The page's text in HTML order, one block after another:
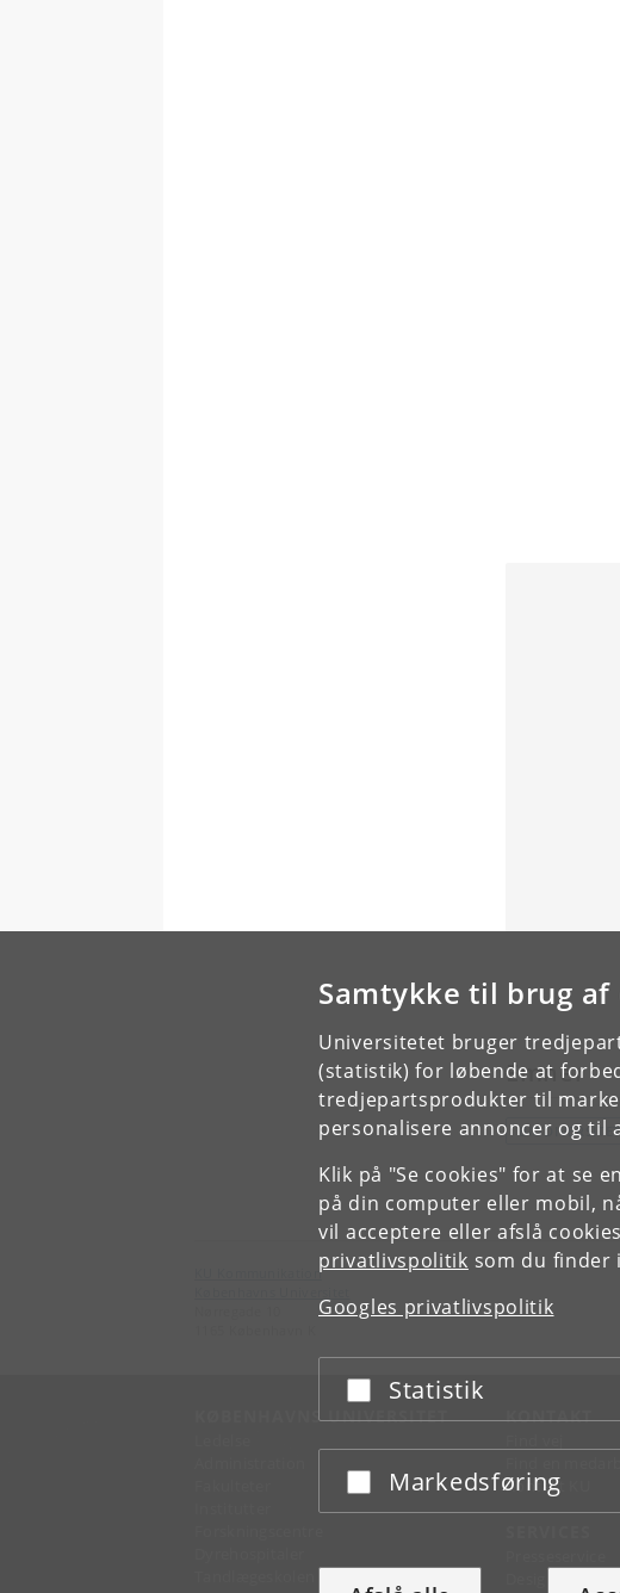
Samtykke til brug af
Universitetet bruger
(statistik) for løbende at
tredjepartsprodukter til
personalisere annoncer og til
Klik på "Se cookies" for at se
på din computer eller mobil,
vil acceptere eller afslå
privatlivspolitik som du finder
Googles privatlivspolitik
Acceptér eller afslå
Statistik
Acceptér eller afslå
Markedsføring
Emner
KU Kommunikation
KØBENHAVNS UNIVERSITET KONTAKT
Kontakt KU